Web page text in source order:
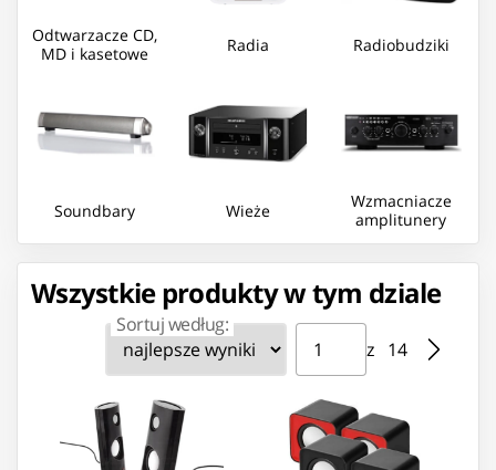
Odtwarzacze CD,
MD i kasetowe
Radia Radiobudziki
Soundbary Wieże
Wzmacniacze
amplitunery
Wszystkie produkty w tym dziale
Sortuj według: Strona ⁨1⁩ z ⁨14⁩
z ⁨14⁩
Przejdź do strony